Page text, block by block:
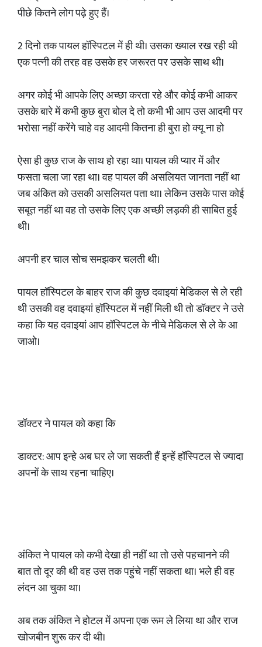
पीछे कितने लोग पढ़े हुए हैं।
2 दिनो तक पायल हॉस्पिटल में ही थी। उसका ख्याल रख रही थी
एक पत्नी की तरह वह उसके हर जरूरत पर उसके साथ थी।
अगर कोई भी आपके लिए अच्छा करता रहे और कोई कभी आकर
उसके बारे में कभी कुछ बुरा बोल दे तो कभी भी आप उस आदमी पर
भरोसा नहीं करेंगे चाहे वह आदमी कितना ही बुरा हो क्यू ना हो
ऐसा ही कुछ राज के साथ हो रहा था। पायल की प्यार में और
फसता चला जा रहा था। वह पायल की असलियत जानता नहीं था
जब अंकित को उसकी असलियत पता था। लेकिन उसके पास कोई
सबूत नहीं था वह तो उसके लिए एक अच्छी लड़की ही साबित हुई
थी।
अपनी हर चाल सोच समझकर चलती थी।
पायल हॉस्पिटल के बाहर राज की कुछ दवाइयां मेडिकल से ले रही
थी उसकी वह दवाइयां हॉस्पिटल में नहीं मिली थी तो डॉक्टर ने उसे
कहा कि यह दवाइयां आप हॉस्पिटल के नीचे मेडिकल से ले के आ
जाओ।
डॉक्टर ने पायल को कहा कि
डाक्टर: आप इन्हे अब घर ले जा सकती हैं इन्हें हॉस्पिटल से ज्यादा
अपनों के साथ रहना चाहिए।
अंकित ने पायल को कभी देखा ही नहीं था तो उसे पहचानने की
बात तो दूर की थी वह उस तक पहुंचे नहीं सकता था। भले ही वह
लंदन आ चुका था।
अब तक अंकित ने होटल में अपना एक रूम ले लिया था और राज
खोजबीन शुरू कर दी थी।